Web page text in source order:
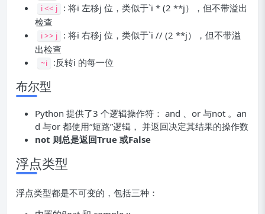
i << j
: 将i 左移j 位，类似于`i * (2 **j），但不带溢出
检查
i >> j
: 将i 右移j 位，类似于`i // (2 **j），但不带溢
出检查
~i :反转i 的每一位
布尔型
Python 提供了3 个逻辑操作符： and 、or 与not 。an
d 与or 都使用“短路”逻辑， 并返回决定其结果的操作数
not 则总是返回True 或False
浮点类型
浮点类型都是不可变的，包括三种：